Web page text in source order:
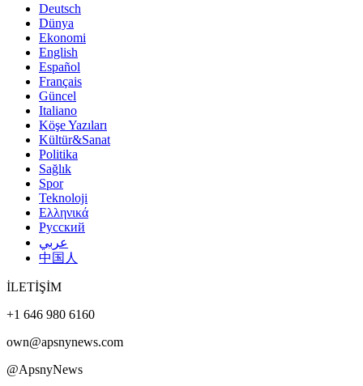
Deutsch
Dünya
Ekonomi
English
Español
Français
Güncel
Italiano
Köşe Yazıları
Kültür&Sanat
Politika
Sağlık
Spor
Teknoloji
Ελληνικά
Русский
عربي
中国人
İLETİŞİM
+1 646 980 6160
own@apsnynews.com
@ApsnyNews